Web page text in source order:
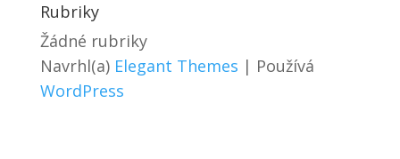
Rubriky
Žádné rubriky
Navrhl(a) Elegant Themes | Používá
WordPress